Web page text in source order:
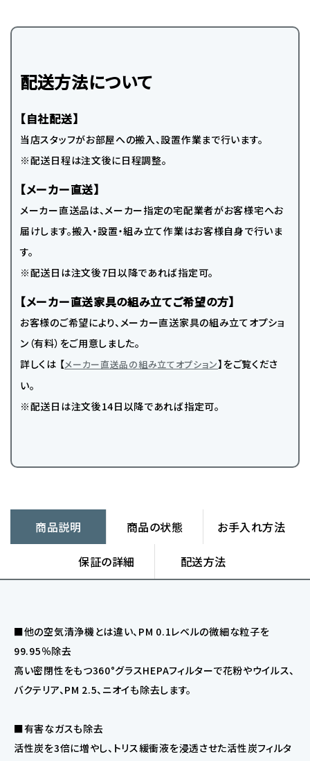
配送方法について
【自社配送】
当店スタッフがお部屋への搬入、設置作業まで行います。
※配送日程は注文後に日程調整。
【メーカー直送】
メーカー直送品は、メーカー指定の宅配業者がお客様宅へお
届けします。搬入・設置・組み立て作業はお客様自身で行いま
す。
※配送日は注文後7日以降であれば指定可。
【メーカー直送家具の組み立てご希望の方】
お客様のご希望により、メーカー直送家具の組み立てオプショ
ン（有料）をご用意しました。
詳しくは 【メーカー直送品の組み立てオプション】をご覧くださ
い。
※配送日は注文後14日以降であれば指定可。
商品説明 商品の状態 お手入れ方法
保証の詳細 配送方法
■他の空気清浄機とは違い、PM 0.1レベルの微細な粒子を
99.95％除去
高い密閉性をもつ360°グラスHEPAフィルターで花粉やウイルス、
バクテリア、PM 2.5、ニオイも除去します。
■有害なガスも除去
活性炭を3倍に増やし、トリス緩衝液を浸透させた活性炭フィルタ